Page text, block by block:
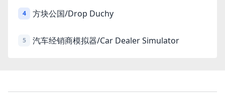
4 方块公国/Drop Duchy
5 汽车经销商模拟器/Car Dealer Simulator